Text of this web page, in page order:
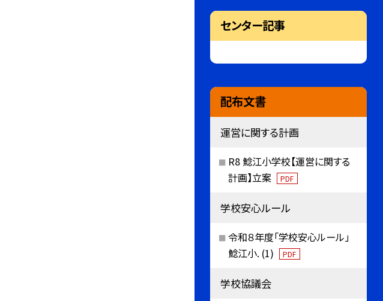
センター記事
配布文書
運営に関する計画
R8 鯰江小学校【運営に関する
計画】立案
PDF
学校安心ルール
令和８年度「学校安心ルール」
鯰江小. (1)
PDF
学校協議会